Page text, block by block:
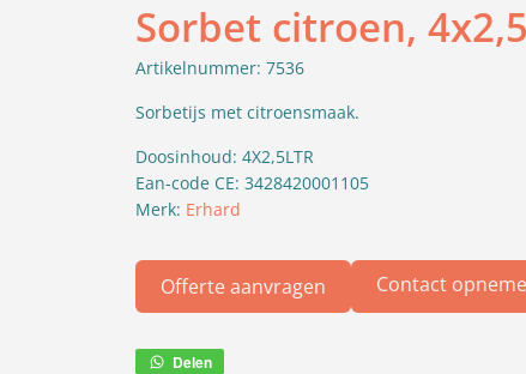
Sorbet citroen,
Artikelnummer: 7536
Sorbetijs met citroensmaak.
Doosinhoud: 4X2,5LTR
Ean-code CE: 3428420001105
Merk: Erhard
Offerte aanvragen Contact
Delen